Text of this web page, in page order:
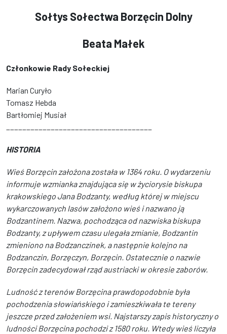
Sołtys Sołectwa Borzęcin Dolny
Beata Małek
Członkowie Rady Sołeckiej
Marian Curyło
Tomasz Hebda
Bartłomiej Musiał
HISTORIA
Wieś Borzęcin założona została w 1364 roku. O wydarzeniu
informuje wzmianka znajdująca się w życiorysie biskupa
krakowskiego Jana Bodzanty, według której w miejscu
wykarczowanych lasów założono wieś i nazwano ją
Bodzantinem. Nazwa, pochodząca od nazwiska biskupa
Bodzanty, z upływem czasu ulegała zmianie, Bodzantin
zmieniono na Bodzanczinek, a następnie kolejno na
Bodzanczin, Borzęczyn, Borzęcin. Ostatecznie o nazwie
Borzęcin zadecydował rząd austriacki w okresie zaborów.
Ludność z terenów Borzęcina prawdopodobnie była
pochodzenia słowiańskiego i zamieszkiwała te tereny
jeszcze przed założeniem wsi. Najstarszy zapis historyczny o
ludności Borzęcina pochodzi z 1580 roku. Wtedy wieś liczyła